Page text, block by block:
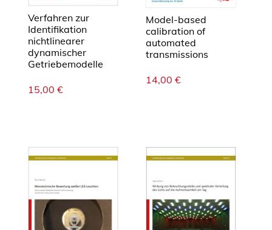
Verfahren zur
Identifikation
nichtlinearer
dynamischer
Getriebemodelle
15,00 €
Model-based
calibration of
automated
transmissions
14,00 €